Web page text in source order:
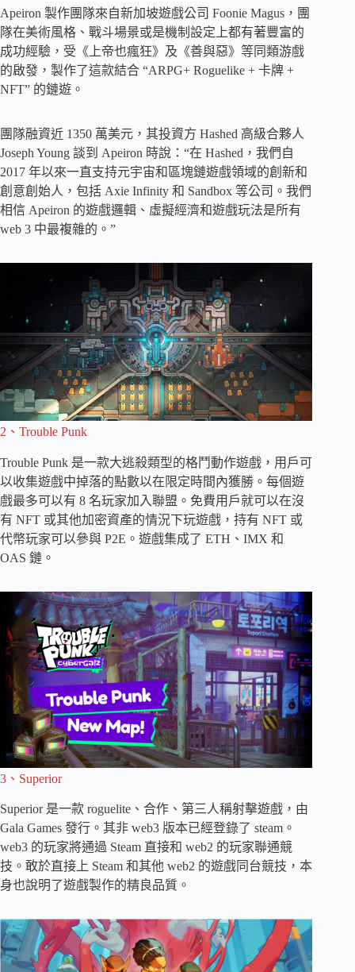
Apeiron 製作團隊來自新加坡遊戲公司 Foonie Magus，團
隊在美術風格、戰斗場景或是機制設定上都有著豐富的
成功經驗，受《上帝也瘋狂》及《善與惡》等同類游戲
的啟發，製作了這款結合 “ARPG+ Roguelike + 卡牌 +
NFT” 的鏈遊。
團隊融資近 1350 萬美元，其投資方 Hashed 高級合夥人
Joseph Young 談到 Apeiron 時說：“在 Hashed，我們自
2017 年以來一直支持元宇宙和區塊鏈遊戲領域的創新和
創意創始人，包括 Axie Infinity 和 Sandbox 等公司。我們
相信 Apeiron 的遊戲邏輯、虛擬經濟和遊戲玩法是所有
web 3 中最複雜的。”
2、Trouble Punk
Trouble Punk 是一款大逃殺類型的格鬥動作遊戲，用戶可
以收集遊戲中掉落的點數以在限定時間內獲勝。每個遊
戲最多可以有 8 名玩家加入聯盟。免費用戶就可以在沒
有 NFT 或其他加密資產的情況下玩遊戲，持有 NFT 或
代幣玩家可以參與 P2E。遊戲集成了 ETH、IMX 和
OAS 鏈。
3、Superior
Superior 是一款 roguelite、合作、第三人稱射擊遊戲，由
Gala Games 發行。其非 web3 版本已經登錄了 steam。
web3 的玩家將通過 Steam 直接和 web2 的玩家聯通競
技。敢於直接上 Steam 和其他 web2 的遊戲同台競技，本
身也說明了遊戲製作的精良品質。